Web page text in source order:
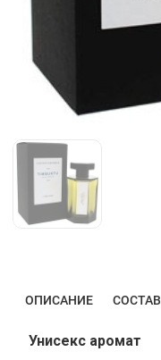
ОПИСАНИЕ СОСТАВ
Унисекс аромат